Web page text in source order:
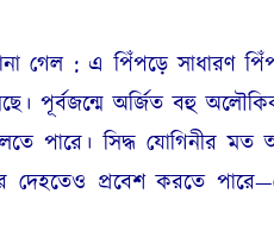
গেল : এ পিঁপড়ে সাধারণ
পূর্বজন্মে অর্জিত বহু
পারে। সিদ্ধ যোগিনীর মত
প্রবেশ করতে